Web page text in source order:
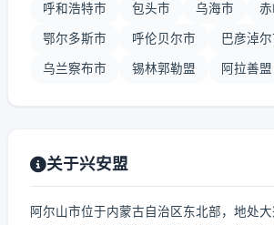
呼和浩特市 包头市 乌海市
鄂尔多斯市 呼伦贝尔市 巴彦淖
乌兰察布市 锡林郭勒盟 阿拉善盟
关于兴安盟
阿尔山市位于内蒙古自治区东北部，地处